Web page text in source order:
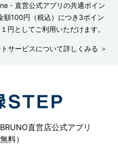
・直営公式アプリの共通ポイン
額100円（税込）につき3ポイン
円としてご利用いただけます。
サービスについて詳しくみる ＞
直営店公式アプリ
料）